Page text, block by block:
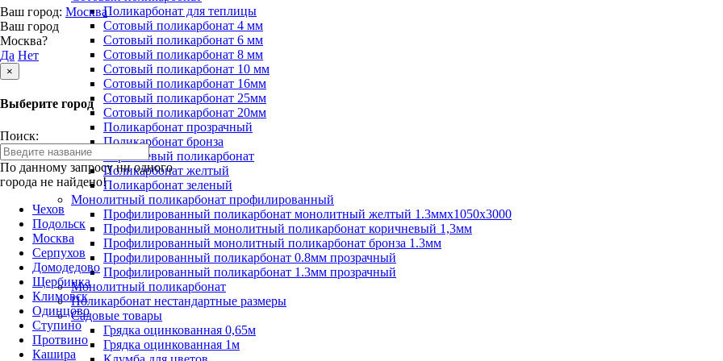
Ваш город: Москва
Ваш город
Москва?
Да Нет
×
Выберите город
Поиск:
По данному запросу ни одного
города не найдено!
Чехов
Подольск
Москва
Серпухов
Домодедово
Щербинка
Климовск
Одинцово
Ступино
Протвино
Кашира
Поликарбонат для теплицы
Сотовый поликарбонат 4 мм
Сотовый поликарбонат 6 мм
Сотовый поликарбонат 8 мм
Сотовый поликарбонат 10 мм
Сотовый поликарбонат 16мм
Сотовый поликарбонат 25мм
Сотовый поликарбонат 20мм
Поликарбонат прозрачный
Поликарбонат бронза
Коричневый поликарбонат
Поликарбонат желтый
Поликарбонат зеленый
Монолитный поликарбонат профилированный
Профилированный поликарбонат монолитный желтый 1.3ммх1050х3000
Профилированный монолитный поликарбонат коричневый 1,3мм
Профилированный монолитный поликарбонат бронза 1.3мм
Профилированный поликарбонат 0.8мм прозрачный
Профилированный поликарбонат 1.3мм прозрачный
Монолитный поликарбонат
Поликарбонат нестандартные размеры
Садовые товары
Грядка оцинкованная 0,65м
Грядка оцинкованная 1м